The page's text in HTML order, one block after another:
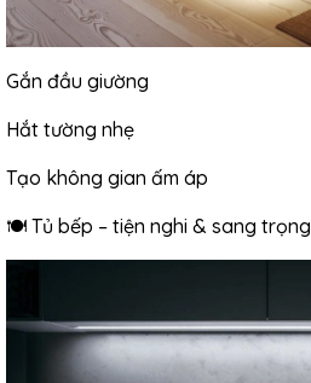
Gắn đầu giường
Hắt tường nhẹ
Tạo không gian ấm áp
🍽 Tủ bếp – tiện nghi & sang trọng